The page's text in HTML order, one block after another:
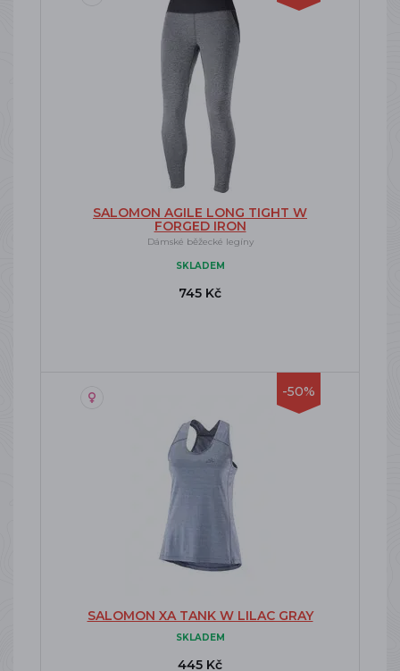
SALOMON AGILE LONG TIGHT W
FORGED IRON
Dámské běžecké legíny
SKLADEM
745 Kč
-50%
SALOMON XA TANK W LILAC GRAY
SKLADEM
445 Kč